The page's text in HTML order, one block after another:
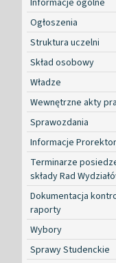
Ogłoszenia
Struktura uczelni
Skład osobowy
Władze
Wewnętrzne akty
Sprawozdania
Informacje
Terminarze
składy Rad
Dokumentacja
raporty
Wybory
Sprawy Studenckie